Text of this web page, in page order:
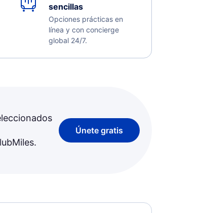
sencillas
Opciones prácticas en
línea y con concierge
global 24/7.
Únete gratis